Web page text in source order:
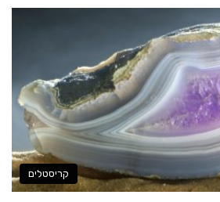
קריסטלים